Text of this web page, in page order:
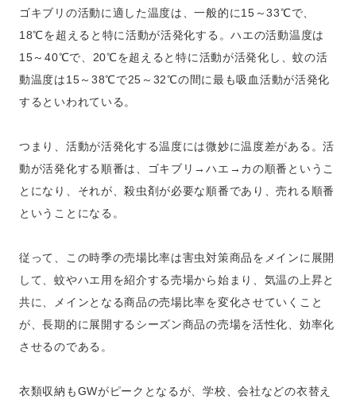
ゴキブリの活動に適した温度は、一般的に15～33℃で、
18℃を超えると特に活動が活発化する。ハエの活動温度は
15～40℃で、20℃を超えると特に活動が活発化し、蚊の活
動温度は15～38℃で25～32℃の間に最も吸血活動が活発化
するといわれている。
つまり、活動が活発化する温度には微妙に温度差がある。活
動が活発化する順番は、ゴキブリ→ハエ→カの順番というこ
とになり、それが、殺虫剤が必要な順番であり、売れる順番
ということになる。
従って、この時季の売場比率は害虫対策商品をメインに展開
して、蚊やハエ用を紹介する売場から始まり、気温の上昇と
共に、メインとなる商品の売場比率を変化させていくこと
が、長期的に展開するシーズン商品の売場を活性化、効率化
させるのである。
衣類収納もGWがピークとなるが、学校、会社などの衣替え